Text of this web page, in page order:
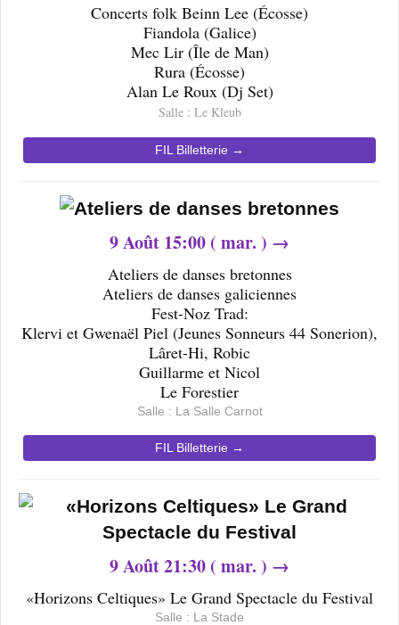
Concerts folk Beinn Lee (Écosse)
Fiandola (Galice)
Mec Lir (Île de Man)
Rura (Écosse)
Alan Le Roux (Dj Set)
Salle : Le Kleub
FIL Billetterie →
9Août 15:00 ( mar. ) →
Ateliers de danses bretonnes
Ateliers de danses galiciennes
Fest-Noz Trad:
Klervi et Gwenaël Piel (Jeunes Sonneurs 44 Sonerion),
Lâret-Hi, Robic
Guillarme et Nicol
Le Forestier
Salle : La Salle Carnot
FIL Billetterie →
9Août 21:30 ( mar. ) →
«Horizons Celtiques» Le Grand Spectacle du Festival
Salle : La Stade